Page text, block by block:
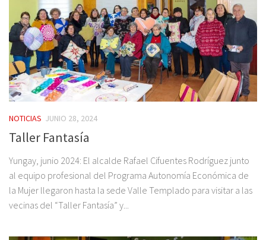
NOTICIAS JUNIO 28, 2024
Taller Fantasía
Yungay, junio 2024: El alcalde Rafael Cifuentes Rodríguez junto
al equipo profesional del Programa Autonomía Económica de
la Mujer llegaron hasta la sede Valle Templado para visitar a las
vecinas del “Taller Fantasía” y...